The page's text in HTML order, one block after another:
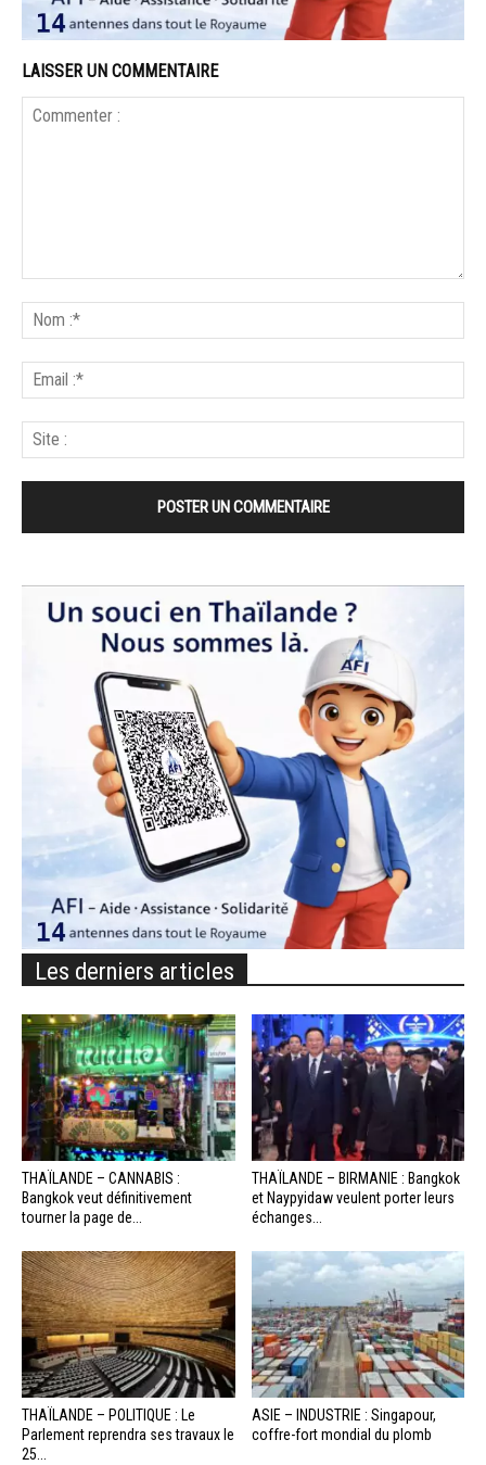
LAISSER UN COMMENTAIRE
Les derniers articles
THAÏLANDE – CANNABIS :
Bangkok veut définitivement
tourner la page de...
THAÏLANDE – BIRMANIE : Bangkok
et Naypyidaw veulent porter leurs
échanges...
THAÏLANDE – POLITIQUE : Le
Parlement reprendra ses travaux le
25...
ASIE – INDUSTRIE : Singapour,
coffre-fort mondial du plomb